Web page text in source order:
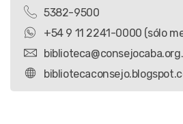
5382-9500
+54 9 11 2241-0000 (sólo